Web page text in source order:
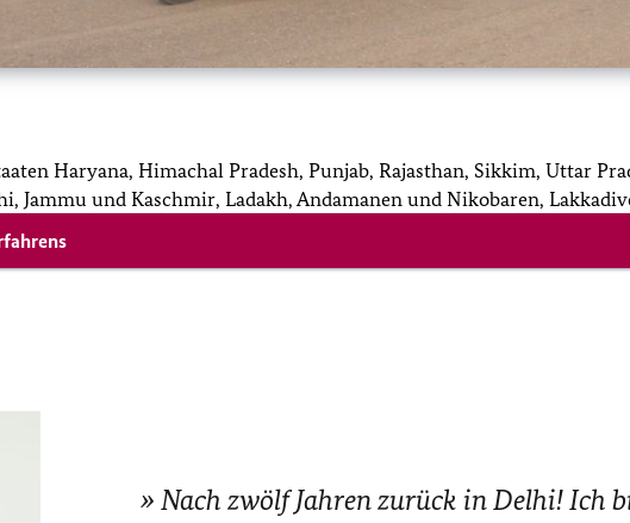
Haryana, Himachal Pradesh, Punjab, Rajasthan, Sikkim, Uttar
Jammu und Kaschmir, Ladakh, Andamanen und Nikobaren,
Nach zwölf Jahren zurück in Delhi! Ich